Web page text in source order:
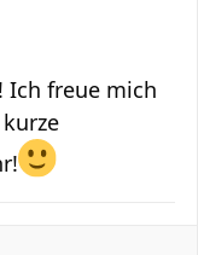
Ich freue mich